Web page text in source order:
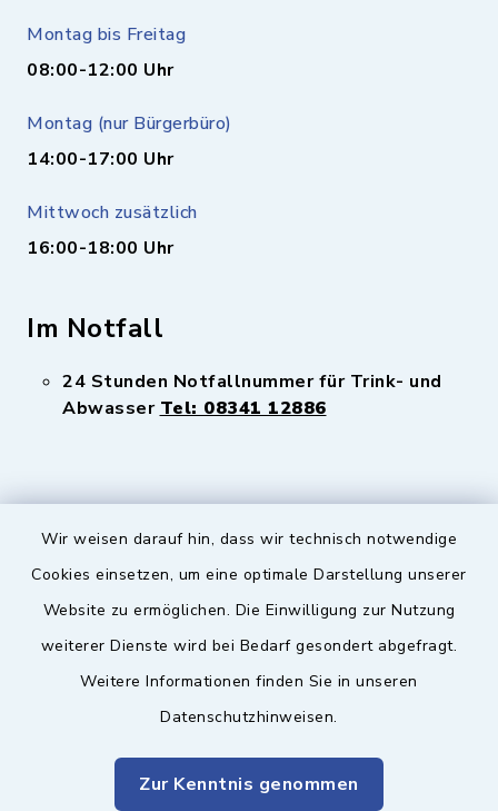
Wir weisen darauf hin, dass wir technisch notwendige
Cookies einsetzen, um eine optimale Darstellung unserer
Website zu ermöglichen. Die Einwilligung zur Nutzung
weiterer Dienste wird bei Bedarf gesondert abgefragt.
Weitere Informationen finden Sie in unseren
Datenschutzhinweisen.
Zur Kenntnis genommen
Montag bis Freitag
08:00-12:00 Uhr
Montag (nur Bürgerbüro)
14:00-17:00 Uhr
Mittwoch zusätzlich
16:00-18:00 Uhr
Im Notfall
24 Stunden Notfallnummer für Trink- und
Abwasser Tel: 08341 12886
Sicherer Kontakt
Datenschutz